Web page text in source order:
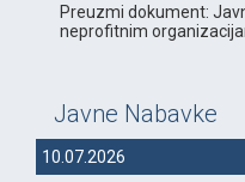
Preuzmi dokument:
neprofitnim
Javne Nabavke
10.07.2026